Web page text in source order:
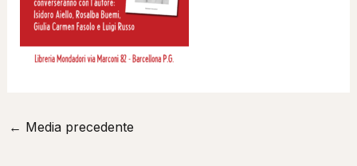
← Media precedente